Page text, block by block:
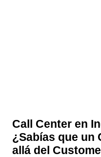
Call Center en
¿Sabías que un
allá del